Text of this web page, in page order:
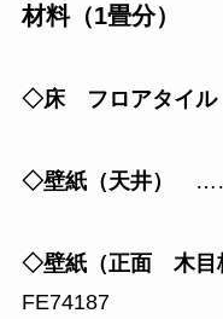
材料（1畳分）
◇床 フロアタイル
◇壁紙（天井） ……
◇壁紙（正面 木目
FE74187